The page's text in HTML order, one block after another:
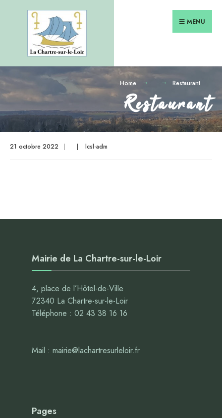
content
MENU
Home Restaurant
Restaurant
21 octobre 2022 | | lcsl-adm
Mairie de La Chartre-sur-le-Loir
4, place de l’Hôtel-de-Ville
72340 La Chartre-sur-le-Loir
Téléphone : 02 43 38 16 16
Mail : mairie@lachartresurleloir.fr
Pages
for: